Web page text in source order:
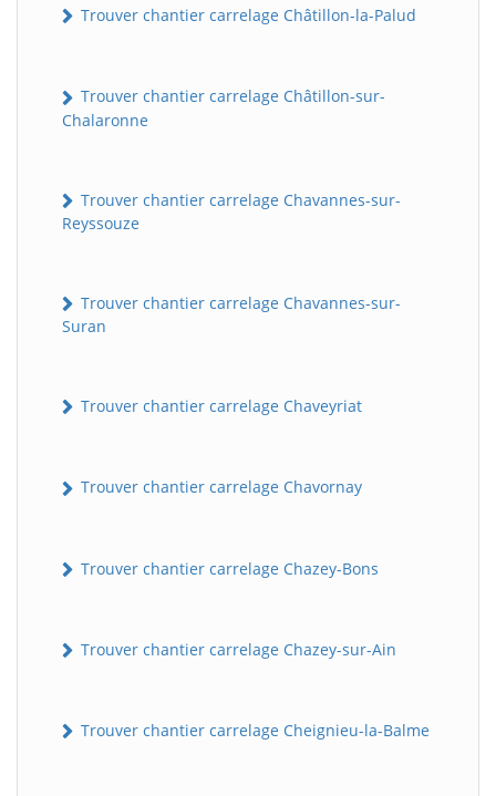
Trouver chantier carrelage Châtillon-la-Palud
Trouver chantier carrelage Châtillon-sur-
Chalaronne
Trouver chantier carrelage Chavannes-sur-
Reyssouze
Trouver chantier carrelage Chavannes-sur-
Suran
Trouver chantier carrelage Chaveyriat
Trouver chantier carrelage Chavornay
Trouver chantier carrelage Chazey-Bons
Trouver chantier carrelage Chazey-sur-Ain
Trouver chantier carrelage Cheignieu-la-Balme